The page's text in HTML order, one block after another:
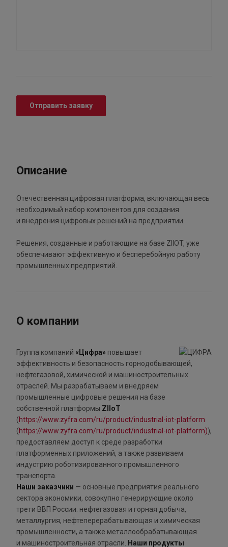
Отправить заявку
Описание
Отечественная цифровая платформа, включающая весь
необходимый набор компонентов для создания
и внедрения цифровых решений на предприятии.
Решения, созданные и работающие на базе ZIIOT, уже
обеспечивают эффективную и бесперебойную работу
промышленных предприятий.
О компании
Группа компаний «Цифра» повышает
эффективность и безопасность горнодобывающей,
нефтегазовой, химической и машиностроительных
отраслей. Мы разрабатываем и внедряем
промышленные цифровые решения на базе
собственной платформы ZIIoT
(https://www.zyfra.com/ru/product/industrial-iot-platform
(https://www.zyfra.com/ru/product/industrial-iot-platform)),
предоставляем доступ к среде разработки
платформенных приложений, а также развиваем
индустрию роботизированного промышленного
транспорта.
Наши заказчики — основные предприятия реального
сектора экономики, совокупно генерирующие около
трети ВВП России: нефтегазовая и горная добыча,
металлургия, нефтеперерабатывающая и химическая
промышленности, а также металлообрабатывающая
и машиностроительная отрасли.
Наши продукты